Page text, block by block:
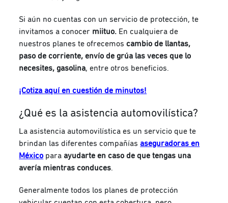
Si aún no cuentas con un servicio de protección, te
invitamos a conocer miituo. En cualquiera de
nuestros planes te ofrecemoscambio de llantas,
paso de corriente, envío de grúa las veces que lo
necesites, gasolina, entre otros beneficios.
¡Cotiza aquí en cuestión de minutos!
¿Qué es la asistencia automovilística?
La asistencia automovilística es un servicio que te
brindan las diferentes compañías aseguradoras en
México para ayudarte en caso de que tengas una
avería mientras conduces.
Generalmente todos los planes de protección